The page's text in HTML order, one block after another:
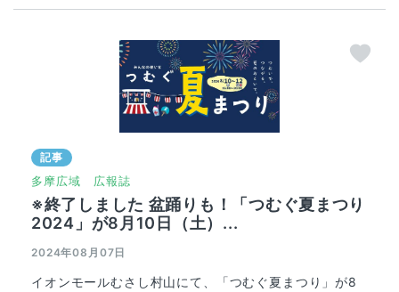
記事
多摩広域 広報誌
※終了しました 盆踊りも！「つむぐ夏まつり
2024」が8月10日（土）...
2024年08月07日
イオンモールむさし村山にて、「つむぐ夏まつり」が8